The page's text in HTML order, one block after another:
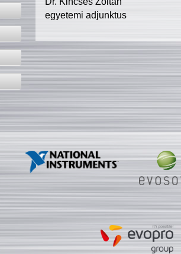
egyetemi adjunktus